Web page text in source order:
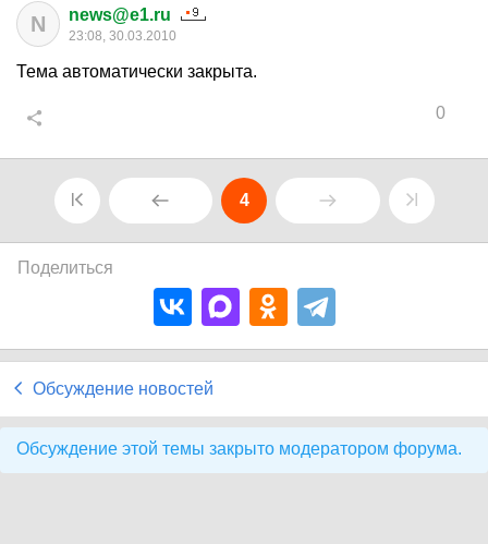
N news@e1.ru
23:08, 30.03.2010
Тема автоматически закрыта.
0
4
Поделиться
Обсуждение новостей
Обсуждение этой темы закрыто модератором форума.